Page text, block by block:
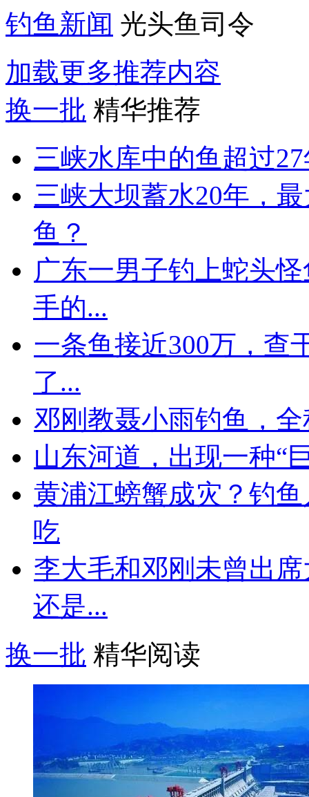
钓鱼新闻 光头鱼司令
加载更多推荐内容
换一批 精华推荐
三峡水库中的鱼超过
三峡大坝蓄水20年，
鱼？
广东一男子钓上蛇头
手的...
一条鱼接近300万，查
了...
邓刚教聂小雨钓鱼，
山东河道，出现一种“
黄浦江螃蟹成灾？钓
吃
李大毛和邓刚未曾出
还是...
换一批 精华阅读